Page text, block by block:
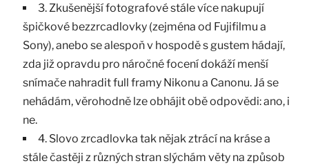
3. Zkušenější fotografové stále více nakupují
špičkové bezzrcadlovky (zejména od Fujifilmu a
Sony), anebo se alespoň v hospodě s gustem hádají,
zda již opravdu pro náročné focení dokáží menší
snímače nahradit full framy Nikonu a Canonu. Já se
nehádám, věrohodně lze obhájit obě odpovědi: ano, i
ne.
4. Slovo zrcadlovka tak nějak ztrácí na kráse a
stále častěji z různých stran slýchám věty na způsob